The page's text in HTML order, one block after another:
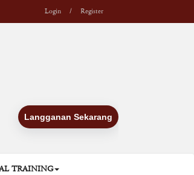
Login / Register
Langganan Sekarang
TRAINING